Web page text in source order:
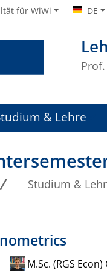
für WiWi DE
& Lehre
Studium &
M.Sc. (RGS